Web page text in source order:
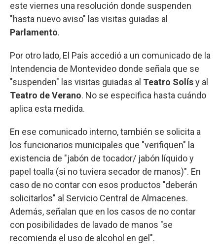
este viernes una resolución donde suspenden
"hasta nuevo aviso" las visitas guiadas al
Parlamento.
Por otro lado, El País accedió a un comunicado de la
Intendencia de Montevideo donde señala que se
"suspenden" las visitas guiadas al Teatro Solísy al
Teatro de Verano. No se especifica hasta cuándo
aplica esta medida.
En ese comunicado interno, también se solicita a
los funcionarios municipales que "verifiquen" la
existencia de "jabón de tocador/ jabón líquido y
papel toalla (si no tuviera secador de manos)". En
caso de no contar con esos productos "deberán
solicitarlos" al Servicio Central de Almacenes.
Además, señalan que en los casos de no contar
con posibilidades de lavado de manos "se
recomienda el uso de alcohol en gel".